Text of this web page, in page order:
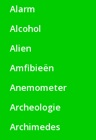
Alarm
Alcohol
Alien
Amfibieën
Anemometer
Archeologie
Archimedes